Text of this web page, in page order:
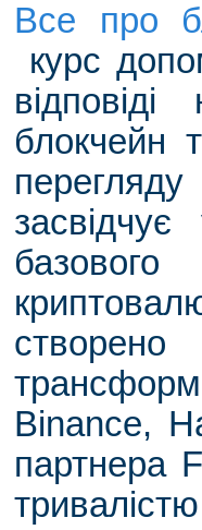
Все про
курс
блокчейн
Binance,
партнера